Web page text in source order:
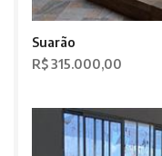
Suarão
R$ 315.000,00